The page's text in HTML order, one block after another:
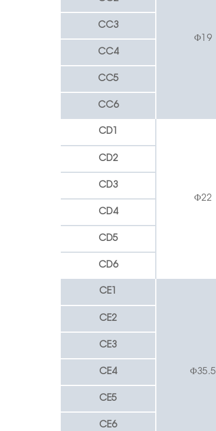
Φ19
CC3
CC4
CC5
CC6
CD1
Φ22
CD2
CD3
CD4
CD5
CD6
CE1
Φ35.5
CE2
CE3
CE4
CE5
CE6